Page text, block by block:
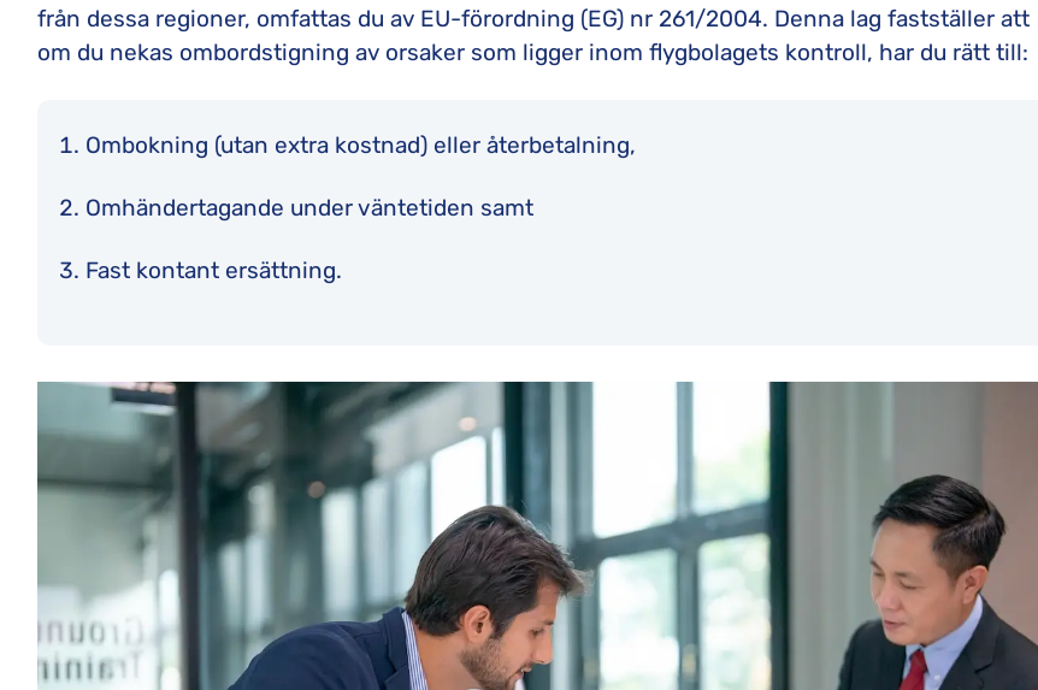
från dessa regioner, omfattas du av EU-förordning (EG) nr 261/2004. Denna lag fastställer att
om du nekas ombordstigning av orsaker som ligger inom flygbolagets kontroll, har du rätt till:
Ombokning (utan extra kostnad) eller återbetalning,
Omhändertagande under väntetiden samt
Fast kontant ersättning.